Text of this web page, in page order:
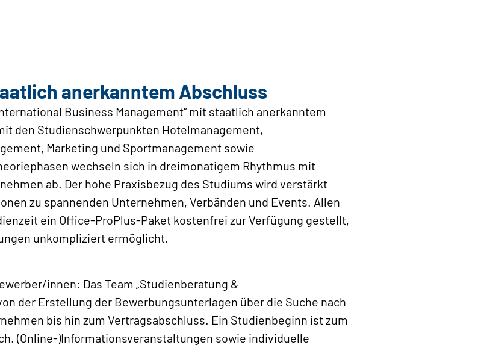
anerkanntem Abschluss
Business Management“ mit staatlich anerkanntem
den Studienschwerpunkten Hotelmanagement,
Marketing und Sportmanagement sowie
wechseln sich in dreimonatigem Rhythmus mit
ab. Der hohe Praxisbezug des Studiums wird verstärkt
zu spannenden Unternehmen, Verbänden und Events. Allen
ein Office-ProPlus-Paket kostenfrei zur Verfügung gestellt,
unkompliziert ermöglicht.
innen: Das Team „Studienberatung &
der Erstellung der Bewerbungsunterlagen über die Suche nach
bis hin zum Vertragsabschluss. Ein Studienbeginn ist zum
(Online-)Informationsveranstaltungen sowie individuelle